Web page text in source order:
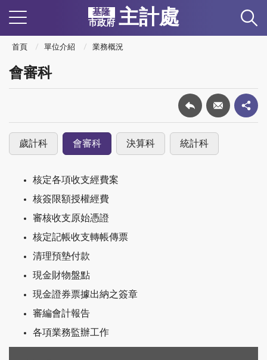
基隆
市政府 主計處
首頁 單位介紹 業務概況
會審科
歲計科 會審科 決算科 統計科
核定各項收支經費案
核簽限額授權經費
審核收支原始憑證
核定記帳收支轉帳傳票
清理預墊付款
現金財物盤點
現金證券票據出納之簽章
審編會計報告
各項業務監辦工作